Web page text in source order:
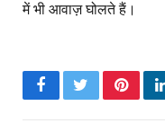
में भी आवाज़ घोलते हैं।
FacebookTwitter